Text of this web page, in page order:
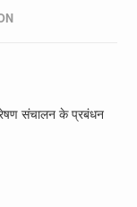
संचालन के प्रबंधन